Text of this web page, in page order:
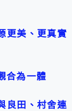
更美、更真實
合為一體
良田、村舍連